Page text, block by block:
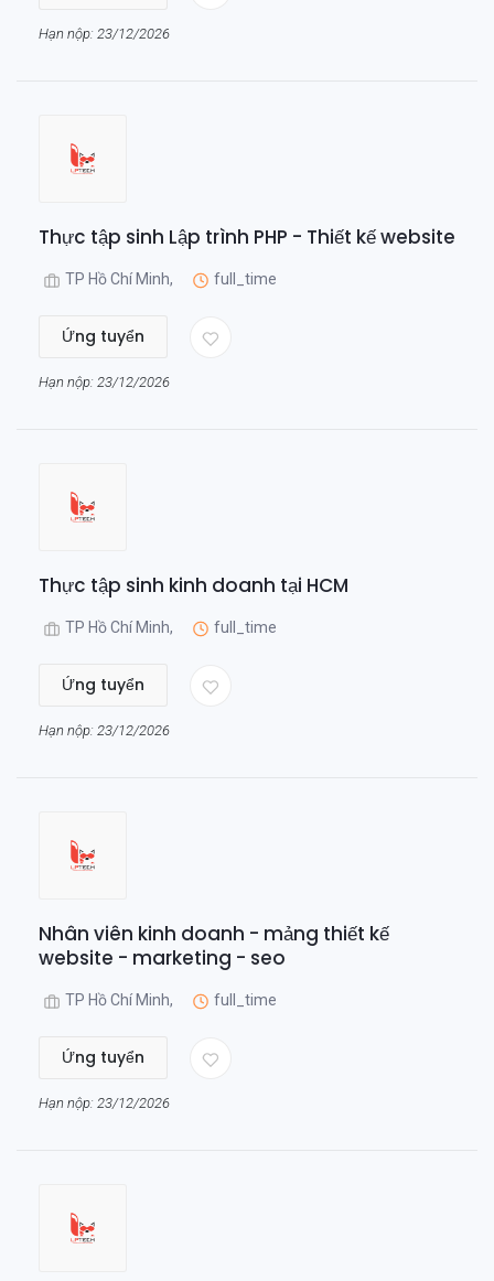
Hạn nộp: 23/12/2026
Thực tập sinh Lập trình PHP - Thiết kế website
TP Hồ Chí Minh, full_time
Ứng tuyển
Hạn nộp: 23/12/2026
Thực tập sinh kinh doanh tại HCM
TP Hồ Chí Minh, full_time
Ứng tuyển
Hạn nộp: 23/12/2026
Nhân viên kinh doanh - mảng thiết kế
website - marketing - seo
TP Hồ Chí Minh, full_time
Ứng tuyển
Hạn nộp: 23/12/2026